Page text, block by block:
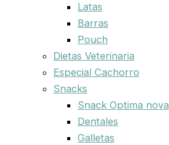
Latas
Barras
Pouch
Dietas Veterinaria
Especial Cachorro
Snacks
Snack Optima nova
Dentales
Galletas